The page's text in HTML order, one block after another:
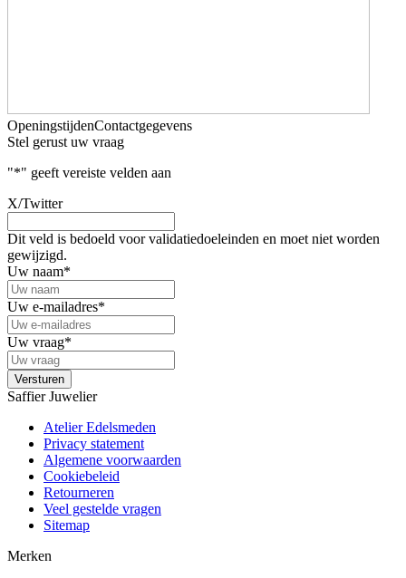
OpeningstijdenContactgegevens
Stel gerust uw vraag
"*" geeft vereiste velden aan
X/Twitter
Dit veld is bedoeld voor validatiedoeleinden en moet niet worden
gewijzigd.
Uw naam*
Uw e-mailadres*
Uw vraag*
Saffier Juwelier
Atelier Edelsmeden
Privacy statement
Algemene voorwaarden
Cookiebeleid
Retourneren
Veel gestelde vragen
Sitemap
Merken